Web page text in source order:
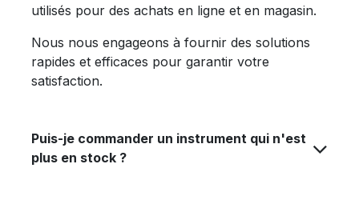
utilisés pour des achats en ligne et en magasin.
Nous nous engageons à fournir des solutions
rapides et efficaces pour garantir votre
satisfaction.
Puis-je commander un instrument qui n'est
plus en stock ?